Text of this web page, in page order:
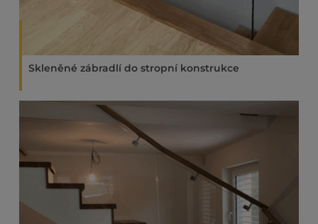
Skleněné zábradlí do stropní konstrukce